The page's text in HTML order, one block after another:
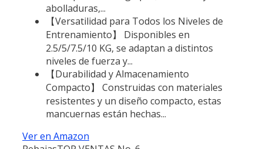
abolladuras,...
【Versatilidad para Todos los Niveles de
Entrenamiento】 Disponibles en
2.5/5/7.5/10 KG, se adaptan a distintos
niveles de fuerza y...
【Durabilidad y Almacenamiento
Compacto】 Construidas con materiales
resistentes y un diseño compacto, estas
mancuernas están hechas...
Ver en Amazon